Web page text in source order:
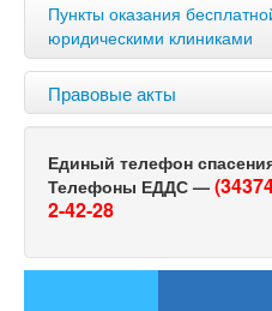
Пункты оказания
юридическими клиниками
Правовые акты
Единый телефон
Телефоны ЕДДС —
2-42-28